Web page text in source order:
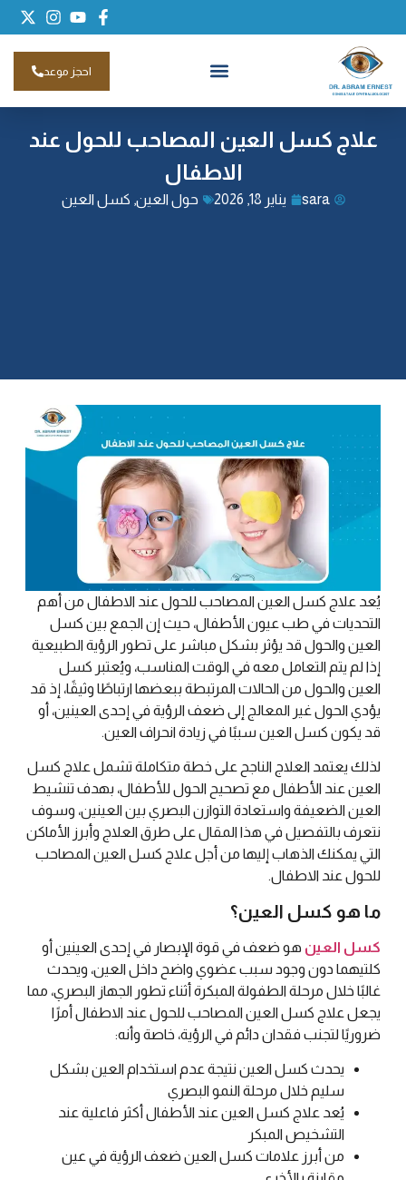
احجز موعد
علاج كسل العين المصاحب للحول عند
الاطفال
sara يناير 18, 2026 حول العين, كسل العين
يُعد علاج كسل العين المصاحب للحول عند الاطفال من أهم
التحديات في طب عيون الأطفال، حيث إن الجمع بين كسل
العين والحول قد يؤثر بشكل مباشر على تطور الرؤية الطبيعية
إذا لم يتم التعامل معه في الوقت المناسب، ويُعتبر كسل
العين والحول من الحالات المرتبطة ببعضها ارتباطًا وثيقًا، إذ قد
يؤدي الحول غير المعالج إلى ضعف الرؤية في إحدى العينين، أو
قد يكون كسل العين سببًا في زيادة انحراف العين.
لذلك يعتمد العلاج الناجح على خطة متكاملة تشمل علاج كسل
العين عند الأطفال مع تصحيح الحول للأطفال، بهدف تنشيط
العين الضعيفة واستعادة التوازن البصري بين العينين، وسوف
نتعرف بالتفصيل في هذا المقال على طرق العلاج وأبرز الأماكن
التي يمكنك الذهاب إليها من أجل علاج كسل العين المصاحب
للحول عند الاطفال.
ما هو كسل العين؟
كسل العين هو ضعف في قوة الإبصار في إحدى العينين أو
كلتيهما دون وجود سبب عضوي واضح داخل العين، ويحدث
غالبًا خلال مرحلة الطفولة المبكرة أثناء تطور الجهاز البصري، مما
يجعل علاج كسل العين المصاحب للحول عند الاطفال أمرًا
ضروريًا لتجنب فقدان دائم في الرؤية، خاصة وأنه:
يحدث كسل العين نتيجة عدم استخدام العين بشكل
سليم خلال مرحلة النمو البصري
يُعد علاج كسل العين عند الأطفال أكثر فاعلية عند
التشخيص المبكر
من أبرز علامات كسل العين ضعف الرؤية في عين